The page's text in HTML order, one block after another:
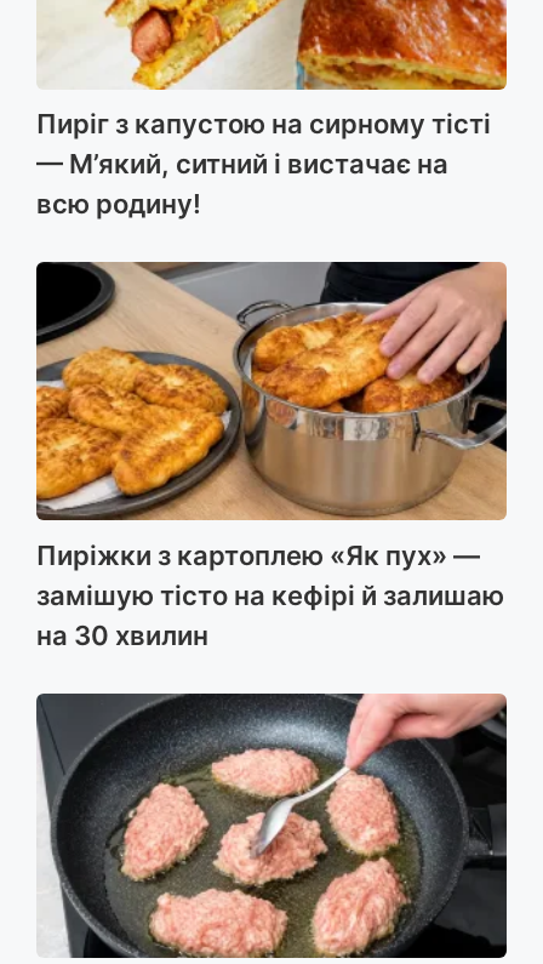
Пиріг з капустою на сирному тісті
— М’який, ситний і вистачає на
всю родину!
Пиріжки з картоплею «Як пух» —
замішую тісто на кефірі й залишаю
на 30 хвилин